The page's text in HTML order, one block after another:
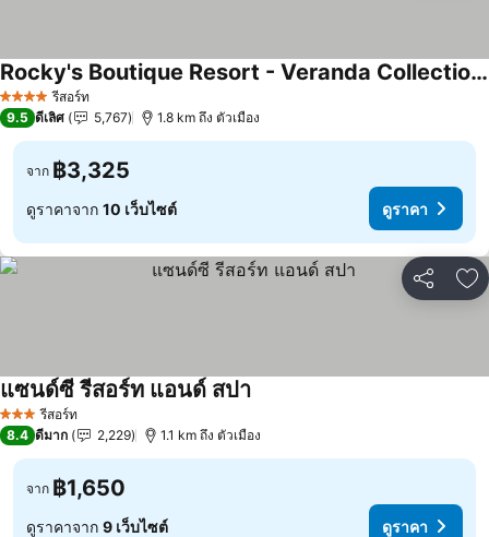
4 ดาว รีสอร์ท
Rocky's Boutique Resort - Veranda Collection Samui
ดูราคา
9.5 ดีเลิศ 5,767 1.8 km ถึง ตัวเมือง
จาก ฿3,325
ดูราคาจาก 10 เว็บไซต์ ดูราคา
แชร์ เ
3 ดาว รีสอร์ท
แซนด์ซี รีสอร์ท แอนด์ สปาดูราคา
8.4 ดีมาก 2,229 1.1 km ถึง ตัวเมือง
จาก ฿1,650
ดูราคาจาก 9 เว็บไซต์ ดูราคา